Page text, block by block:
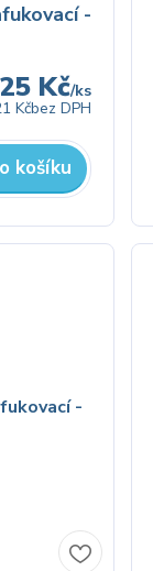
-
25 Kč/ks
Kčbez DPH
košíku